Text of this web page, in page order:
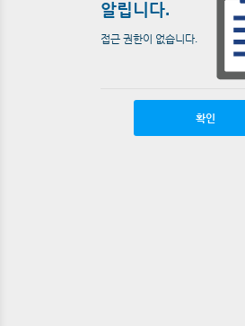
알립니다.
접근 권한이 없습니다.